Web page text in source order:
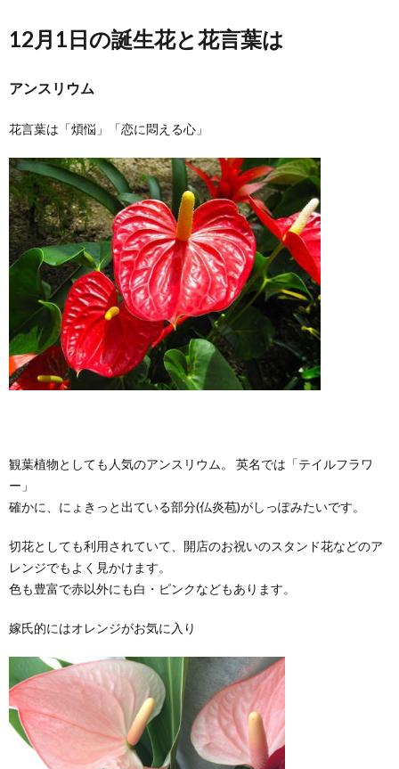
12月1日の誕生花と花言葉は
アンスリウム
花言葉は「煩悩」「恋に悶える心」
観葉植物としても人気のアンスリウム。 英名では「テイルフラワ
ー」
確かに、にょきっと出ている部分(仏炎苞)がしっぽみたいです。
切花としても利用されていて、開店のお祝いのスタンド花などのア
レンジでもよく見かけます。
色も豊富で赤以外にも白・ピンクなどもあります。
嫁氏的にはオレンジがお気に入り